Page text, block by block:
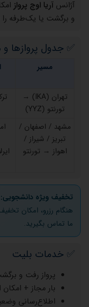
آژانسآریا اوج پرواز
و برگشت یا یک‌طرفه
✅ جدول پروازها
مسیر
تهران (IKA) →
تورنتو (YYZ)
مشهد / اصفهان /
تبریز / شیراز /
اهواز → تورنتو
تخفیف ویژه دانشجویی:
هنگام رزرو، امکان
ما تماس بگیرید.
✅ خدمات بلیت
پرواز رفت و
بار مجاز +
اطلاع‌رسانی